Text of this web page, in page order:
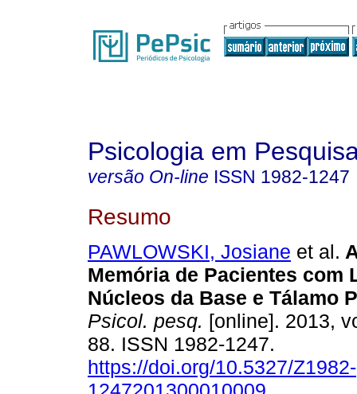
Psicologia em
versão On-line ISSN 1982-1247
Resumo
PAWLOWSKI, Josiane et al.
Memória de Pacientes com
Núcleos da Base e Tálamo
Psicol. pesq. [online]. 2013,
88. ISSN 1982-1247.
https://doi.org/10.5327/Z1982-